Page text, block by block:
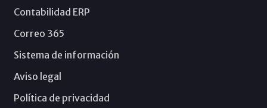
Contabilidad ERP
Correo 365
Sistema de información
Aviso legal
Política de privacidad